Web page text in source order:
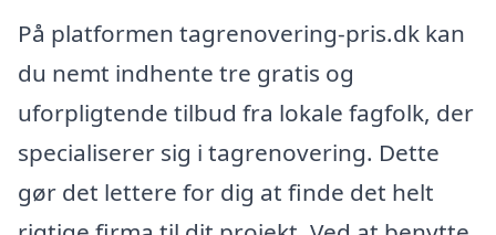
På platformen tagrenovering-pris.dk kan
du nemt indhente tre gratis og
uforpligtende tilbud fra lokale fagfolk, der
specialiserer sig i tagrenovering. Dette
gør det lettere for dig at finde det helt